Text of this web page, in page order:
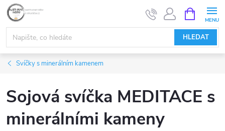
Přejít
obsah
HLEDAT
NÁKUPNÍ
KOŠÍK
Svíčky s minerálním kamenem
Sojová svíčka MEDITACE s
minerálními kameny